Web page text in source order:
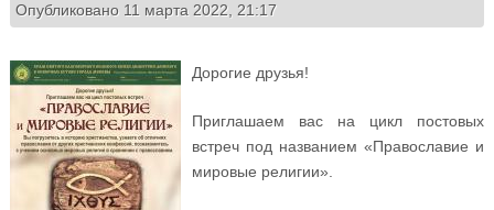
Опубликовано 11 марта 2022, 21:17
Дорогие друзья!
Приглашаем вас на цикл постовых
встреч под названием «Православие и
мировые религии».